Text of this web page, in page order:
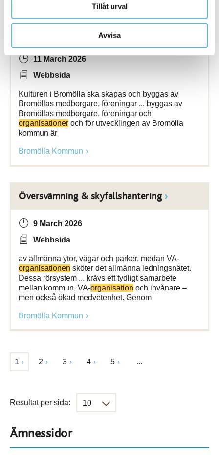
Tillåt urval
Avvisa
Stipendier och priser
11 March 2026
Webbsida
Kulturen i Bromölla ska skapas och byggas av
Bromöllas medborgare, föreningar ... byggas av
Bromöllas medborgare, föreningar och
organisationer och för utvecklingen av Bromölla
kommun är
Bromölla Kommun
Översvämning & skyfallshantering
9 March 2026
Webbsida
av allmänna ytor, vägar och parker, medan VA-
organisationen sköter det allmänna ledningsnätet.
Dessa rörsystem ... krävs ett tydligt samarbete
mellan kommun, VA-organisation och invånare –
men också ökad medvetenhet. Genom
Bromölla Kommun
1 2 3 4 5 ...
Resultat per sida:
Ämnessidor